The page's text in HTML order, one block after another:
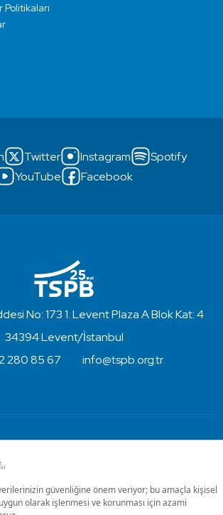
Twitter Instagram
Spotify
YouTube
Facebook
No: 173 1. Levent Plaza A Blok Kat: 4
34394 Levent/İstanbul
280 85 67
info@tspb.org.tr
Piyasaları Birliği ⋅ Copyright © 2023
Çerez Ayarlarını Düzenle